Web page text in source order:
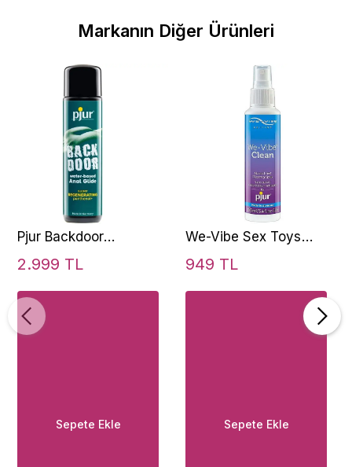
Markanın Diğer Ürünleri
Pjur Backdoor
Panthenol Su Bazlı
2.999 TL
Sepete Ekle
We-Vibe Sex Toys
Cleaner Pjur Clean
949 TL
Sepete Ekle